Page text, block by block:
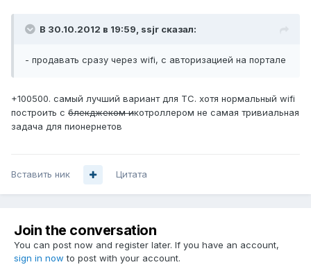
В 30.10.2012 в 19:59, ssjr сказал:
- продавать сразу через wifi, с авторизацией на портале
+100500. самый лучший вариант для ТС. хотя нормальный wifi
построить с блекджеком икотроллером не самая тривиальная
задача для пионернетов
Вставить ник Цитата
Join the conversation
You can post now and register later. If you have an account,
sign in now to post with your account.